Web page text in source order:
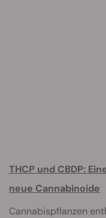
THCP und CBDP:
neue Cannabinoide
Cannabispflanzen